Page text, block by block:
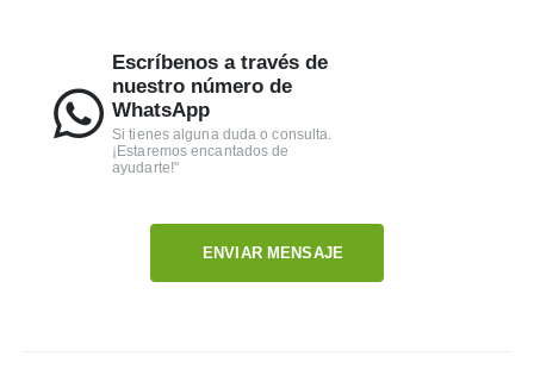
Escríbenos a través de
nuestro número de
WhatsApp
Si tienes alguna duda o consulta.
¡Estaremos encantados de
ayudarte!"
ENVIAR MENSAJE